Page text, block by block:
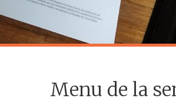
Menu de la